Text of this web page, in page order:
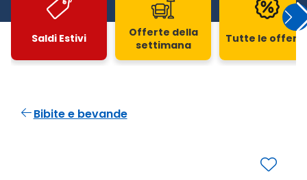
Saldi Estivi
Offerte della
settimana
Tutte le
Bibite e bevande